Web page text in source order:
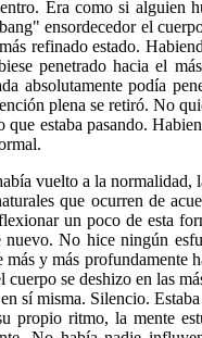
Era como si alguien
ensordecedor el
refinado estado.
penetrado hacia el
absolutamente podía
plena se retiró. No
que estaba pasando.
vuelto a la normalidad,
que ocurren de
un poco de esta
No hice ningún
más y más
cuerpo se deshizo en las
sí misma. Silencio.
propio ritmo, la mente